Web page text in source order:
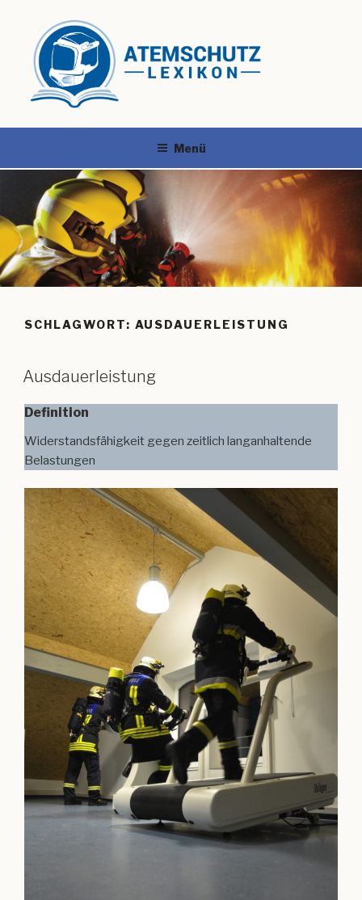
Menü
SCHLAGWORT: AUSDAUERLEISTUNG
Ausdauerleistung
Definition
Widerstandsfähigkeit gegen zeitlich langanhaltende
Belastungen